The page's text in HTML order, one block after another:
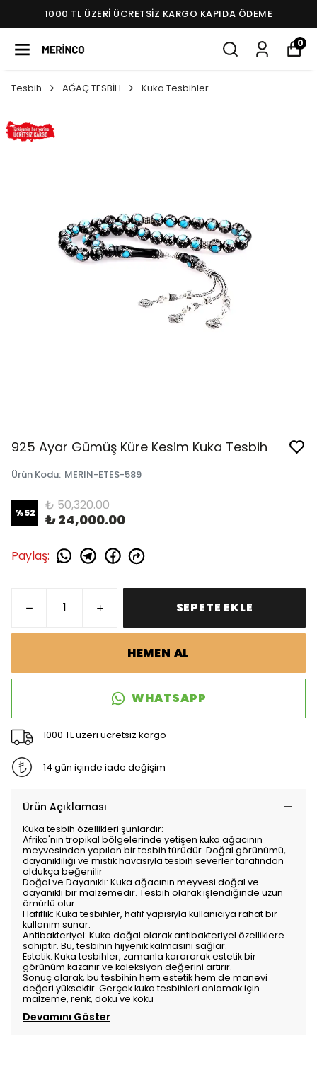
1000 TL ÜZERI ÜCRETSIZ KARGO KAPIDA ÖDEME
0
Tesbih AĞAÇ TESBİH Kuka Tesbihler
925 Ayar Gümüş Küre Kesim Kuka Tesbih
Ürün Kodu: MERIN-ETES-589
%52 ₺ 50,320.00
₺ 24,000.00
Paylaş:
SEPETE EKLE
HEMEN AL
WHATSAPP
1000 TL üzeri ücretsiz kargo
14 gün içinde iade değişim
Ürün Açıklaması
Kuka tesbih özellikleri şunlardır:
Afrika'nın tropikal bölgelerinde yetişen kuka ağacının
meyvesinden yapılan bir tesbih türüdür. Doğal görünümü,
dayanıklılığı ve mistik havasıyla tesbih severler tarafından
oldukça beğenilir
Doğal ve Dayanıklı: Kuka ağacının meyvesi doğal ve
dayanıklı bir malzemedir. Tesbih olarak işlendiğinde uzun
ömürlü olur.
Hafiflik: Kuka tesbihler, hafif yapısıyla kullanıcıya rahat bir
kullanım sunar.
Antibakteriyel: Kuka doğal olarak antibakteriyel özelliklere
sahiptir. Bu, tesbihin hijyenik kalmasını sağlar.
Estetik: Kuka tesbihler, zamanla karararak estetik bir
görünüm kazanır ve koleksiyon değerini artırır.
Sonuç olarak, bu tesbihin hem estetik hem de manevi
değeri yüksektir. Gerçek kuka tesbihleri anlamak için
malzeme, renk, doku ve koku
Devamını Göster